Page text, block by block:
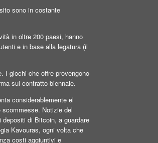
sono in costante
in oltre 200 paesi, hanno
e in base alla legatura (il
I giochi che offre provengono
sul contratto biennale.
considerablemente el
Notizie del
di Bitcoin, a guardare
Kavouras, ogni volta che
costi aggiuntivi e